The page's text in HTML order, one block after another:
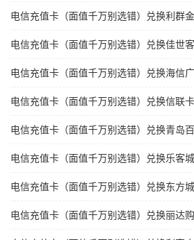
电信充值卡（面值千万别选错）兑换利群
电信充值卡（面值千万别选错）兑换佳世
电信充值卡（面值千万别选错）兑换海信
电信充值卡（面值千万别选错）兑换信联卡
电信充值卡（面值千万别选错）兑换青岛
电信充值卡（面值千万别选错）兑换乐客
电信充值卡（面值千万别选错）兑换东方
电信充值卡（面值千万别选错）兑换丽达